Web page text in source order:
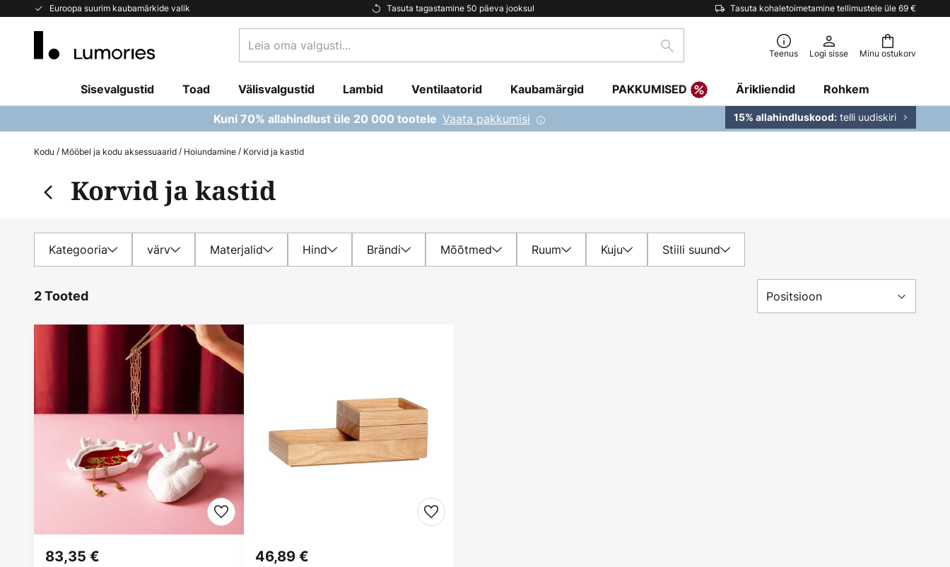
Euroopa suurim kaubamärkide valik Tasuta tagastamine 50 päeva jooksul Tasuta kohaletoimetamine tellimustele üle 69 €
Skip
Minu ostukorv
oma
Otsi Teenus Logi sisse
Sisevalgustid Toad Välisvalgustid Lambid Ventilaatorid Kaubamärgid PAKKUMISED Ärikliendid Rohkem
Kuni 70% allahindlust üle 20 000 tootele Vaata pakkumisi 15% allahindluskood: telli uudiskiri
Kodu Mööbel ja kodu aksessuaarid Hoiundamine Korvid ja kastid
Korvid ja kastid
Kategooria värv Materjalid Hind Brändi Mõõtmed Ruum Kuju Stiili suund
2 Tooted
83,35 € 46,89 €